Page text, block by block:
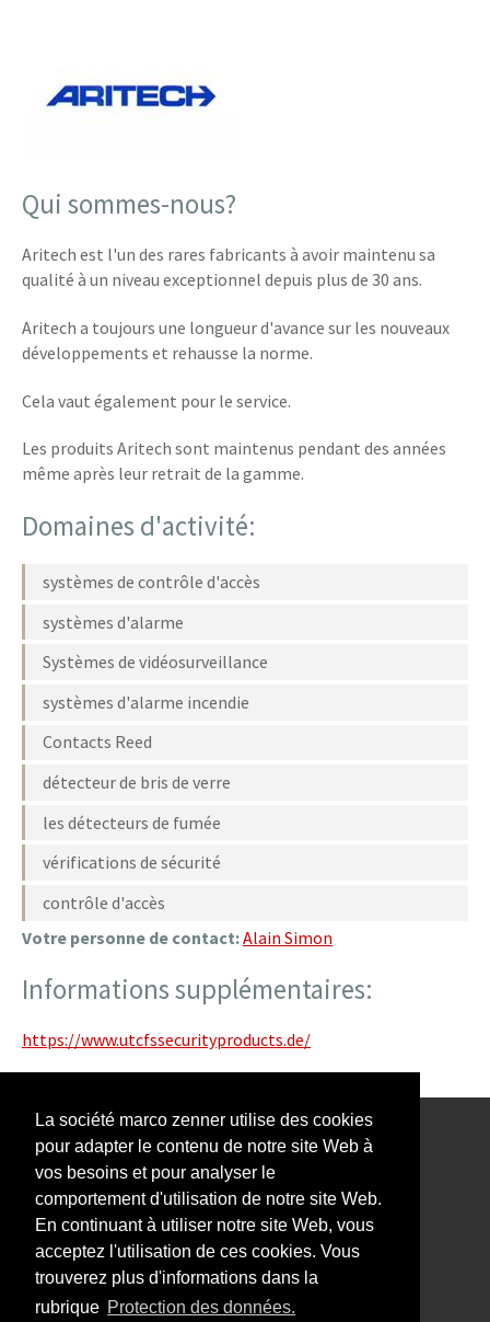
La société marco zenner utilise des cookies
pour adapter le contenu de notre site Web à
vos besoins et pour analyser le
comportement d'utilisation de notre site Web.
En continuant à utiliser notre site Web, vous
acceptez l'utilisation de ces cookies. Vous
trouverez plus d'informations dans la
rubrique Protection des données.
Qui sommes-nous?
Aritech est l'un des rares fabricants à avoir maintenu sa
qualité à un niveau exceptionnel depuis plus de 30 ans.
Aritech a toujours une longueur d'avance sur les nouveaux
développements et rehausse la norme.
Cela vaut également pour le service.
Les produits Aritech sont maintenus pendant des années
même après leur retrait de la gamme.
Domaines d'activité:
systèmes de contrôle d'accès
systèmes d'alarme
Systèmes de vidéosurveillance
systèmes d'alarme incendie
Contacts Reed
détecteur de bris de verre
les détecteurs de fumée
vérifications de sécurité
contrôle d'accès
Votre personne de contact:Alain Simon
Informations supplémentaires:
https://www.utcfssecurityproducts.de/
Notre Newsletter vous intéresse?
Impressum